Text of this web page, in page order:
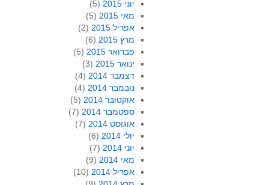
יוני 2015
(5)
מאי 2015
(5)
אפריל 2015
(2)
מרץ 2015
(6)
פברואר 2015
(5)
ינואר 2015
(3)
דצמבר 2014
(4)
נובמבר 2014
(4)
אוקטובר 2014
(5)
ספטמבר 2014
(7)
אוגוסט 2014
(7)
יולי 2014
(6)
יוני 2014
(7)
מאי 2014
(9)
אפריל 2014
(10)